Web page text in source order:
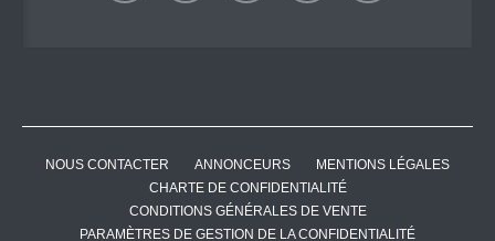
NOUS CONTACTER ANNONCEURS
MENTIONS LÉGALES
CHARTE DE CONFIDENTIALITÉ
CONDITIONS GÉNÉRALES DE VENTE
PARAMÈTRES DE GESTION DE LA CONFIDENTIALITÉ